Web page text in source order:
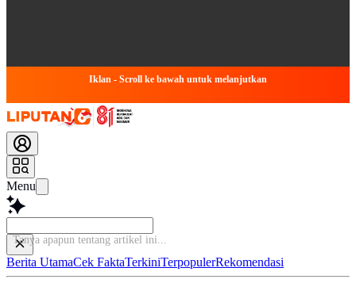
Iklan - Scroll ke bawah untuk melanjutkan
Menu
Tanya apapun tentang artikel
Berita UtamaCek FaktaTerkiniTerpopulerRekomendasi